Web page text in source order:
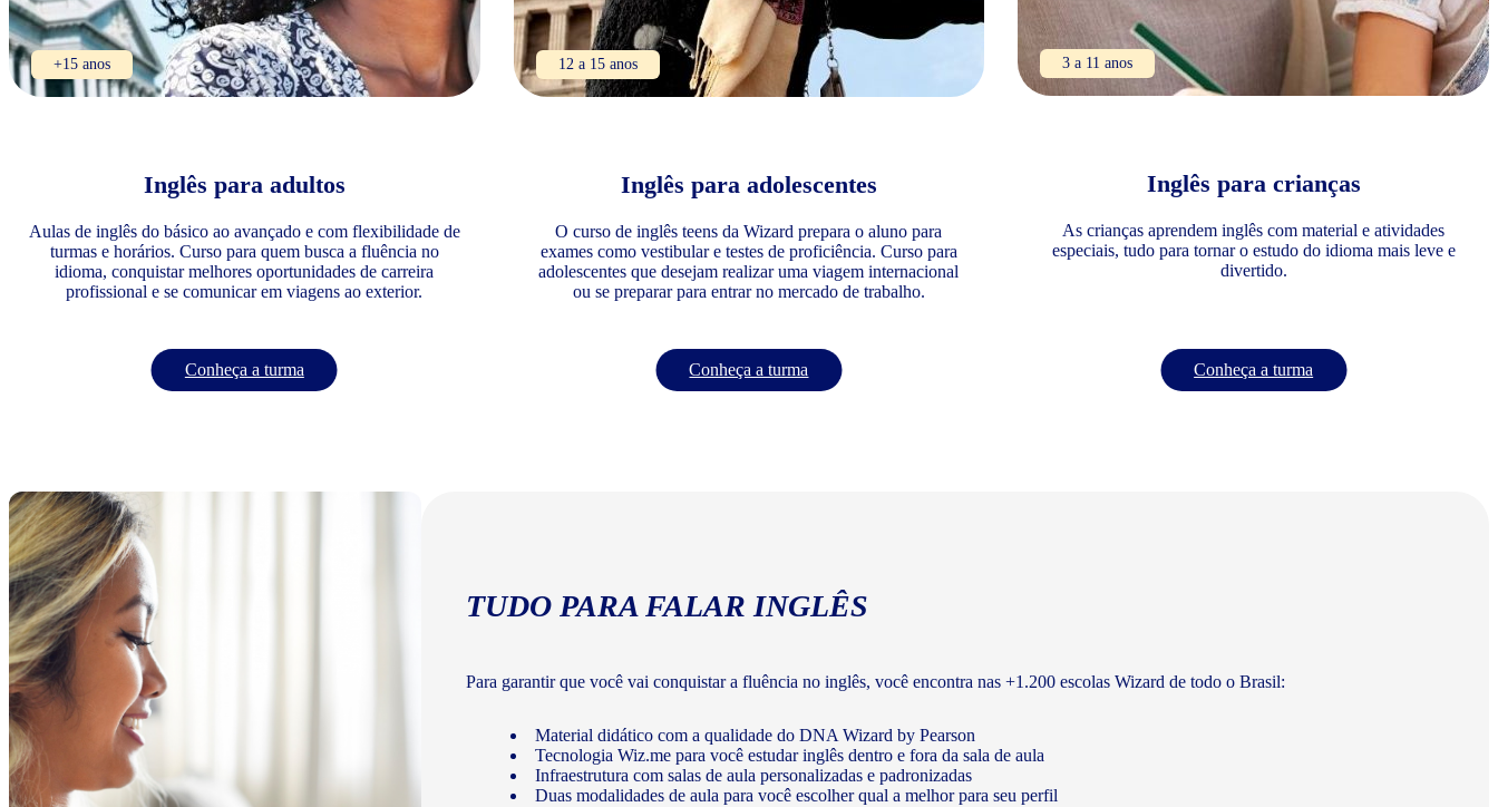
+15 anos
Inglês para adultos
Aulas de inglês do básico ao avançado e com flexibilidade de
turmas e horários. Curso para quem busca a fluência no
idioma, conquistar melhores oportunidades de carreira
profissional e se comunicar em viagens ao exterior.
Conheça a turma
12 a 15 anos
Inglês para adolescentes
O curso de inglês teens da Wizard prepara o aluno para
exames como vestibular e testes de proficiência. Curso para
adolescentes que desejam realizar uma viagem internacional
ou se preparar para entrar no mercado de trabalho.
Conheça a turma
3 a 11 anos
Inglês para crianças
As crianças aprendem inglês com material e atividades
especiais, tudo para tornar o estudo do idioma mais leve e
divertido.
Conheça a turma
TUDO PARA FALAR INGLÊS
Para garantir que você vai conquistar a fluência no inglês, você encontra nas +1.200 escolas Wizard de todo o Brasil:
Material didático com a qualidade do DNA Wizard by Pearson
Tecnologia Wiz.me para você estudar inglês dentro e fora da sala de aula
Infraestrutura com salas de aula personalizadas e padronizadas
Duas modalidades de aula para você escolher qual a melhor para seu perfil